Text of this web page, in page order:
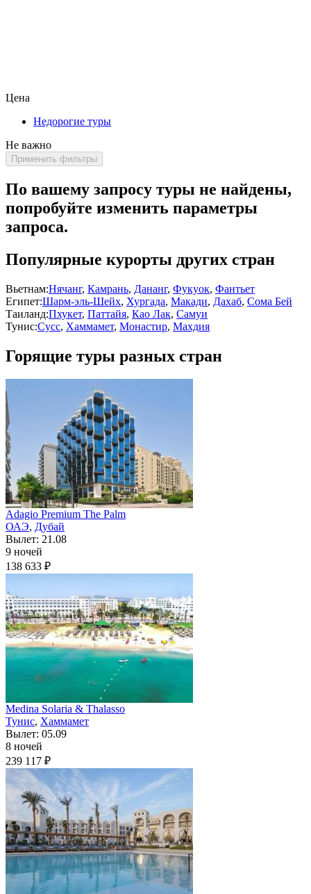
Цена
Недорогие туры
Не важно
Применить фильтры
По вашему запросу туры не найдены,
попробуйте изменить параметры
запроса.
Популярные курорты других стран
Вьетнам:Нячанг, Камрань, Дананг, Фукуок, Фантьет
Египет:Шарм-эль-Шейх, Хургада, Макади, Дахаб, Сома Бей
Таиланд:Пхукет, Паттайя, Као Лак, Самуи
Тунис:Сусс, Хаммамет, Монастир, Махдия
Горящие туры разных стран
Adagio Premium The Palm
ОАЭ, Дубай
Вылет: 21.08
9 ночей
138 633 ₽
Medina Solaria & Thalasso
Тунис, Хаммамет
Вылет: 05.09
8 ночей
239 117 ₽